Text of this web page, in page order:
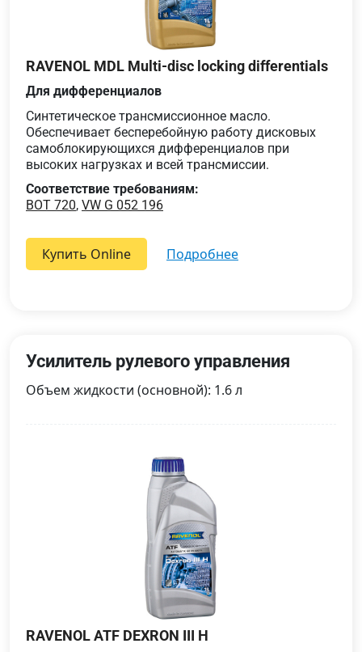
RAVENOL MDL Multi-disc locking differentials
Для дифференциалов
Синтетическое трансмиссионное масло.
Обеспечивает бесперебойную работу дисковых
самоблокирующихся дифференциалов при
высоких нагрузках и всей трансмиссии.
Соответствие требованиям:
BOT 720, VW G 052 196
Купить Online подробнее
Усилитель рулевого управления
Объем жидкости (основной): 1.6 л
RAVENOL ATF DEXRON III H